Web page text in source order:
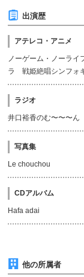
出演歴
アテレコ・アニメ
ノーゲーム・ノーラ
ラ 戦姫絶唱シンフォ
ラジオ
井口裕香のむ〜〜〜ん
写真集
Le chouchou
CDアルバム
Hafa adai
他の所属者